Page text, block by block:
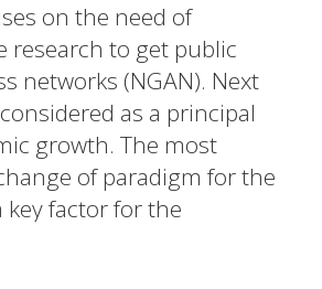
on the need of
research to get public
networks (NGAN). Next
as a principal
growth. The most
of paradigm for the
factor for the
and the leading
boosting measures.